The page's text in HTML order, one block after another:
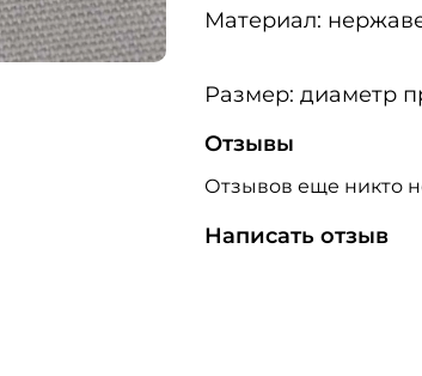
Материал:
Размер: диаметр
Отзывы
Отзывов еще никто
Написать отзыв